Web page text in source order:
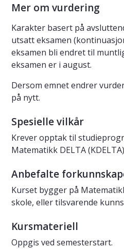
Mer om vurdering
Karakter basert på
utsatt eksamen
eksamen bli endret til
eksamen er i august.
Dersom emnet endrer
på nytt.
Spesielle vilkår
Krever opptak til
Matematikk DELTA (KDELTA)
Anbefalte
Kurset bygger på
skole, eller tilsvarende
Kursmateriell
Oppgis ved semesterstart.